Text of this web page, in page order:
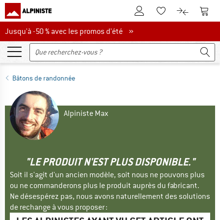
Vers le compte client
Vers la liste
Vers le
Jusqu'à -50 % avec les promos d'été
Jusqu'à -50 % avec les promos d'été »
Bâtons de randonnée
Alpiniste Max
"LE PRODUIT N'EST PLUS DISPONIBLE."
Soit il s'agit d'un ancien modèle, soit nous ne pouvons plus
ou ne commanderons plus le produit auprès du fabricant.
Ne désespérez pas, nous avons naturellement des solutions
de rechange à vous proposer :